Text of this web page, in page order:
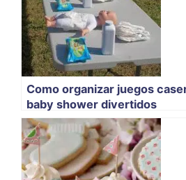
Como organizar juegos
baby shower divertidos